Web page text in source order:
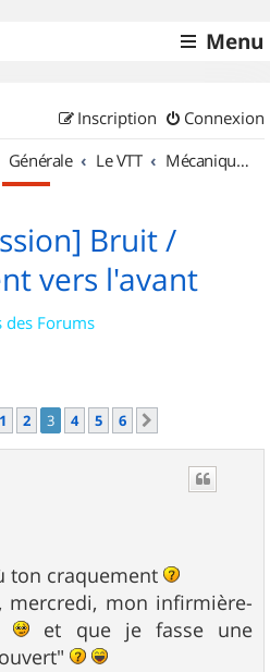
Menu
Connexion
Inscription
Générale Le VTT Mécanique et Entretiens
Bruit /
vers l'avant
des Forums
Précédent
1 2 3 4 5 6
ton craquement
mercredi, mon infirmière-
et que je fasse une